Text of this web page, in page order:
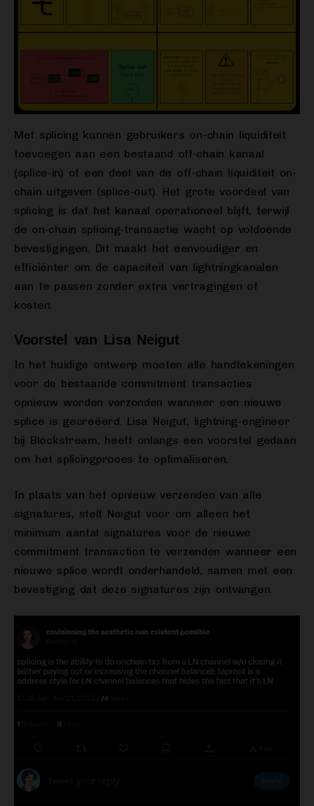
Met splicing kunnen gebruikers on-chain liquiditeit
toevoegen aan een bestaand off-chain kanaal
(splice-in) of een deel van de off-chain liquiditeit on-
chain uitgeven (splice-out). Het grote voordeel van
splicing is dat het kanaal operationeel blijft, terwijl
de on-chain splicing-transactie wacht op voldoende
bevestigingen. Dit maakt het eenvoudiger en
efficiënter om de capaciteit van lightningkanalen
aan te passen zonder extra vertragingen of
kosten.
Voorstel van Lisa Neigut
In het huidige ontwerp moeten alle handtekeningen
voor de bestaande commitment transacties
opnieuw worden verzonden wanneer een nieuwe
splice is gecreëerd. Lisa Neigut, lightning-engineer
bij Blockstream, heeft onlangs een voorstel gedaan
om het splicingproces te optimaliseren.
In plaats van het opnieuw verzenden van alle
signatures, stelt Neigut voor om alleen het
minimum aantal signatures voor de nieuwe
commitment transaction te verzenden wanneer een
nieuwe splice wordt onderhandeld, samen met een
bevestiging dat deze signatures zijn ontvangen.